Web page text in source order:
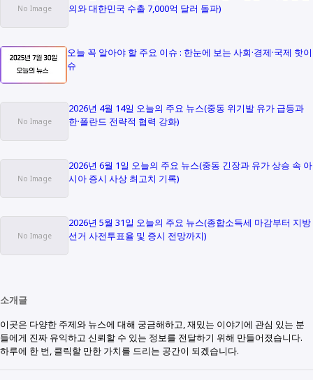
의와 대한민국 수출 7,000억 달러 돌파)
오늘 꼭 알아야 할 주요 이슈 : 한눈에 보는 사회·경제·국제 핫이
슈
2026년 4월 14일 오늘의 주요 뉴스(중동 위기발 유가 급등과
한·폴란드 전략적 협력 강화)
2026년 6월 1일 오늘의 주요 뉴스(중동 긴장과 유가 상승 속 아
시아 증시 사상 최고치 기록)
2026년 5월 31일 오늘의 주요 뉴스(종합소득세 마감부터 지방
선거 사전투표율 및 증시 전망까지)
소개글
이곳은 다양한 주제와 뉴스에 대해 궁금해하고, 재밌는 이야기에 관심 있는 분
들에게 진짜 유익하고 신뢰할 수 있는 정보를 전달하기 위해 만들어졌습니다.
하루에 한 번, 클릭할 만한 가치를 드리는 공간이 되겠습니다.